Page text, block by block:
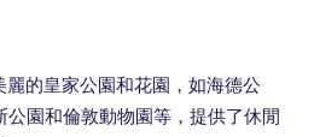
麗的皇家公園和花園，如海德公
公園和倫敦動物園等，提供了休閒